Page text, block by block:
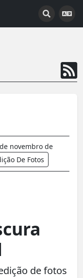
novembro de
De Fotos
de fotos